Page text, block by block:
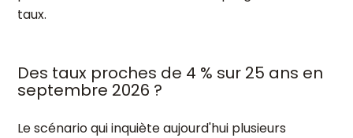
taux.
Des taux proches de 4 % sur 25 ans en
septembre 2026 ?
Le scénario qui inquiète aujourd'hui plusieurs